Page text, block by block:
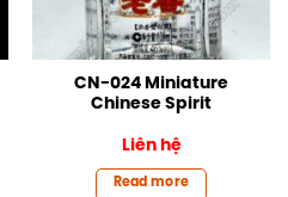
CN-024 Miniature
Chinese Spirit
Liên hệ
Read more